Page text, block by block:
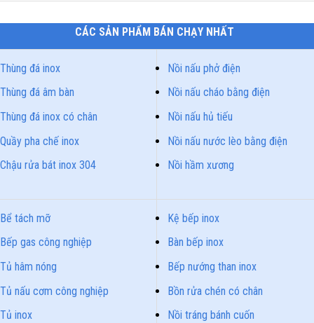
CÁC SẢN PHẨM BÁN CHẠY NHẤT
Thùng đá inox
Thùng đá âm bàn
Thùng đá inox có chân
Quầy pha chế inox
Chậu rửa bát inox 304
Nồi nấu phở điện
Nồi nấu cháo bằng điện
Nồi nấu hủ tiếu
Nồi nấu nước lèo bằng điện
Nồi hầm xương
Bể tách mỡ
Bếp gas công nghiệp
Tủ hâm nóng
Tủ nấu cơm công nghiệp
Tủ inox
Kệ bếp inox
Bàn bếp inox
Bếp nướng than inox
Bồn rửa chén có chân
Nồi tráng bánh cuốn